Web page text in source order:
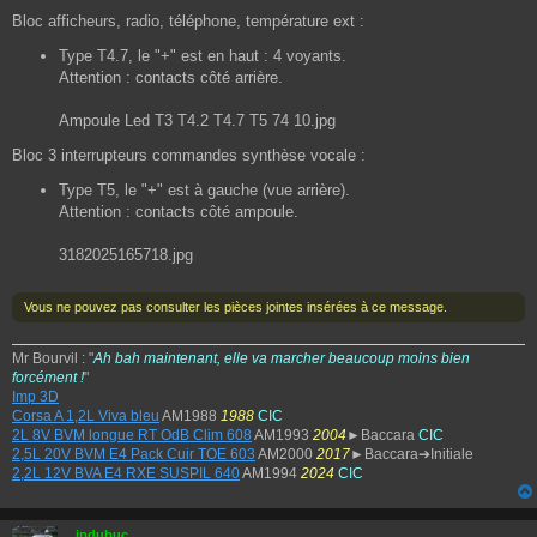
Bloc afficheurs, radio, téléphone, température ext :
Type T4.7, le "+" est en haut : 4 voyants.
Attention : contacts côté arrière.
Ampoule Led T3 T4.2 T4.7 T5 74 10.jpg
Bloc 3 interrupteurs commandes synthèse vocale :
Type T5, le "+" est à gauche (vue arrière).
Attention : contacts côté ampoule.
3182025165718.jpg
Vous ne pouvez pas consulter les pièces jointes insérées à ce message.
Mr Bourvil : "Ah bah maintenant, elle va marcher beaucoup moins bien
forcément !"
Imp 3D
Corsa A 1,2L Viva bleu AM1988 1988 CIC
2L 8V BVM longue RT OdB Clim 608 AM1993 2004 ►Baccara CIC
2,5L 20V BVM E4 Pack Cuir TOE 603 AM2000 2017►Baccara➔Initiale
2,2L 12V BVA E4 RXE SUSPIL 640AM1994 2024 CIC